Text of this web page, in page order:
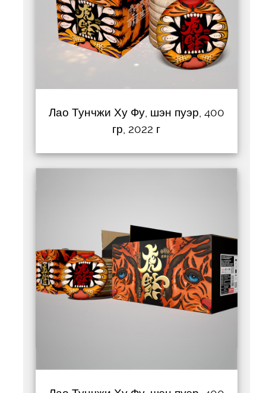
Лао Тунчжи Ху Фу, шэн пуэр, 400
гр, 2022 г